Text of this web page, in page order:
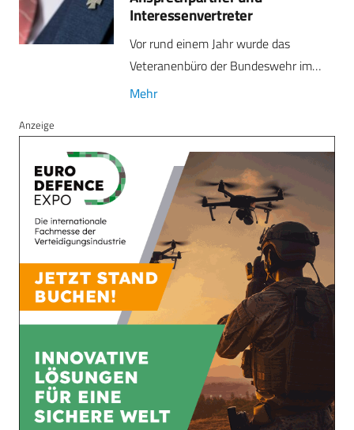
Interessenvertreter
Vor rund einem Jahr wurde das
Veteranenbüro der Bundeswehr im…
Mehr
Anzeige